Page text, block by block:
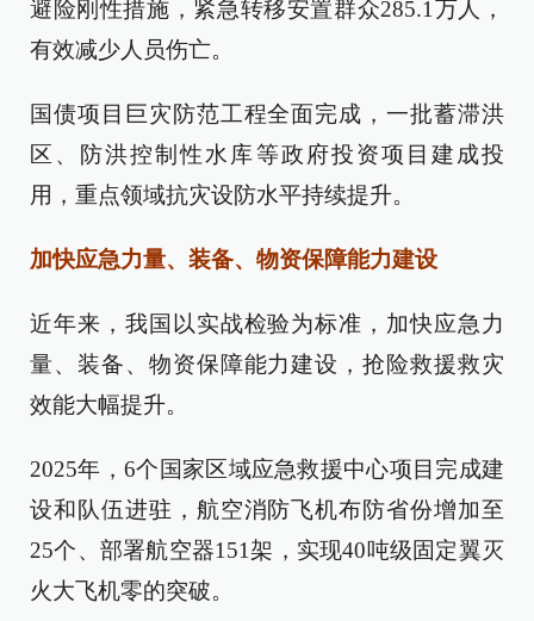
避险刚性措施，紧急转移安置群众285.1万人，
有效减少人员伤亡。
国债项目巨灾防范工程全面完成，一批蓄滞洪
区、防洪控制性水库等政府投资项目建成投
用，重点领域抗灾设防水平持续提升。
加快应急力量、装备、物资保障能力建设
近年来，我国以实战检验为标准，加快应急力
量、装备、物资保障能力建设，抢险救援救灾
效能大幅提升。
2025年，6个国家区域应急救援中心项目完成建
设和队伍进驻，航空消防飞机布防省份增加至
25个、部署航空器151架，实现40吨级固定翼灭
火大飞机零的突破。